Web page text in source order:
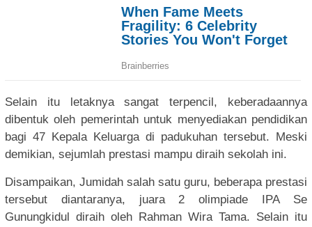
Selain itu letaknya sangat terpencil, keberadaannya
dibentuk oleh pemerintah untuk menyediakan pendidikan
bagi 47 Kepala Keluarga di padukuhan tersebut. Meski
demikian, sejumlah prestasi mampu diraih sekolah ini.
Disampaikan, Jumidah salah satu guru, beberapa prestasi
tersebut diantaranya, juara 2 olimpiade IPA Se
Gunungkidul diraih oleh Rahman Wira Tama. Selain itu